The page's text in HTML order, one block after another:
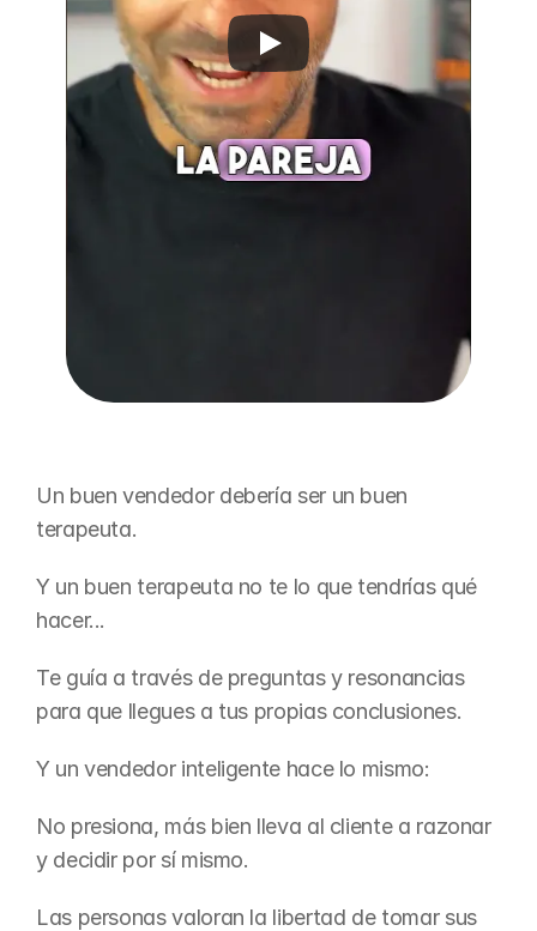
Un buen vendedor debería ser un buen
terapeuta.
Y un buen terapeuta no te lo que tendrías qué
hacer...
Te guía a través de preguntas y resonancias
para que llegues a tus propias conclusiones.
Y un vendedor inteligente hace lo mismo:
No presiona, más bien lleva al cliente a razonar
y decidir por sí mismo.
Las personas valoran la libertad de tomar sus